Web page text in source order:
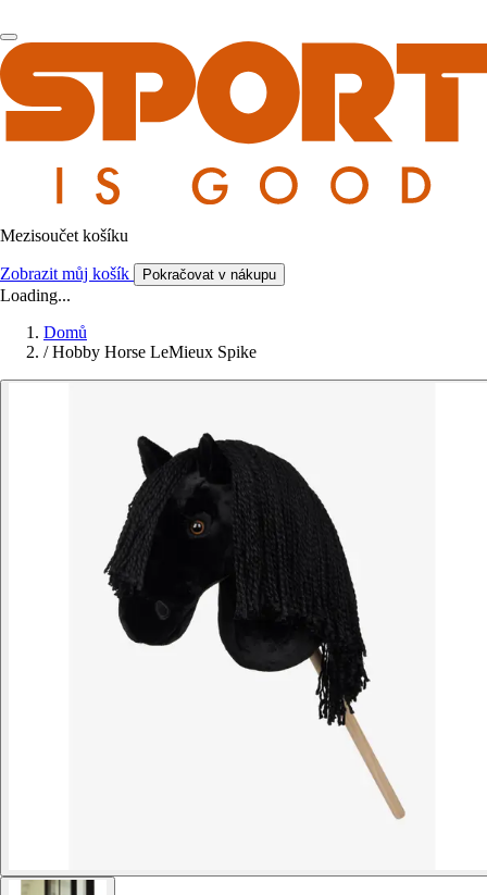
Mezisoučet košíku
Zobrazit můj košík Pokračovat v nákupu
Loading...
Domů
/ Hobby Horse LeMieux Spike